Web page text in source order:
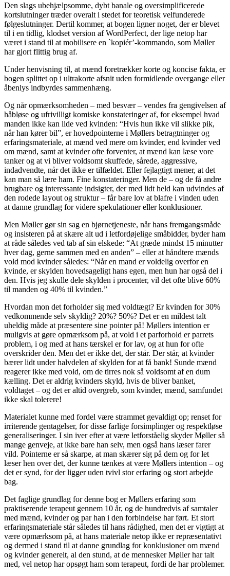
Den slags ubehjælpsomme, dybt banale og oversimplificerede
kortslutninger træder overalt i stedet for teoretisk velfunderede
følgeslutninger. Dertil kommer, at bogen ligner noget, der er blevet
til i en tidlig, klodset version af WordPerfect, der lige netop har
været i stand til at mobilisere en `kopiér’-kommando, som Møller
har gjort flittig brug af.
Under henvisning til, at mænd foretrækker korte og koncise fakta, er
bogen splittet op i ultrakorte afsnit uden formidlende overgange eller
åbenlys indbyrdes sammenhæng.
Og når opmærksomheden – med besvær – vendes fra gengivelsen af
håbløse og ufrivilligt komiske konstateringer af, for eksempel hvad
manden ikke kan lide ved kvinden: “Hvis hun ikke vil slikke pik,
når han kører bil”, er hovedpointerne i Møllers betragtninger og
erfaringsmateriale, at mænd ved mere om kvinder, end kvinder ved
om mænd, samt at kvinder ofte forventer, at mænd kan læse vore
tanker og at vi bliver voldsomt skuffede, sårede, aggressive,
indadvendte, når det ikke er tilfældet. Eller fejlagtigt mener, at det
kan man så lære ham. Fine konstateringer. Men de – og de få andre
brugbare og interessante indsigter, der med lidt held kan udvindes af
den rodede layout og struktur – får bare lov at blafre i vinden uden
at danne grundlag for videre spekulationer eller konklusioner.
Men Møller gør sin sag en bjørnetjeneste, når hans fremgangsmåde
og insisteren på at skære alt ud i letfordøjelige småbidder, byder ham
at råde således ved tab af sin elskede: “At græde mindst 15 minutter
hver dag, gerne sammen med en anden” – eller at håndtere mænds
vold mod kvinder således: “Når en mand er voldelig overfor en
kvinde, er skylden hovedsageligt hans egen, men hun har også del i
den. Hvis jeg skulle dele skylden i procenter, vil det ofte blive 60%
til manden og 40% til kvinden.”
Hvordan mon det forholder sig med voldtægt? Er kvinden for 30%
vedkommende selv skyldig? 20%? 50%? Det er en mildest talt
uheldig måde at præsentere sine pointer på! Møllers intention er
muligvis at gøre opmærksom på, at vold i et parforhold er parrets
problem, i og med at hans tærskel er for lav, og at hun for ofte
overskrider den. Men det er ikke det, der står. Der står, at kvinder
bærer lidt under halvdelen af skylden for at få bank! Sunde mænd
reagerer ikke med vold, om de tirres nok så voldsomt af en dum
kælling. Det er aldrig kvinders skyld, hvis de bliver banket,
voldtaget – og det er altid overgreb, som kvinder, mænd, samfundet
ikke skal tolerere!
Materialet kunne med fordel være strammet gevaldigt op; renset for
irriterende gentagelser, for disse farlige forsimplinger og respektløse
generaliseringer. I sin iver efter at være letforståelig skyder Møller så
mange genveje, at ikke bare han selv, men også hans læser farer
vild. Pointerne er så skarpe, at man skærer sig på dem og for let
læser hen over det, der kunne tænkes at være Møllers intention – og
det er synd, for der ligger uden tvivl stor erfaring og stort arbejde
bag.
Det faglige grundlag for denne bog er Møllers erfaring som
praktiserende terapeut gennem 10 år, og de hundredvis af samtaler
med mænd, kvinder og par han i den forbindelse har ført. Et stort
erfaringsmateriale står således til hans rådighed, men det er vigtigt at
være opmærksom på, at hans materiale netop ikke er repræsentativt
og dermed i stand til at danne grundlag for konklusioner om mænd
og kvinder generelt, al den stund, at de mennesker Møller har talt
med, vel netop har opsøgt ham som terapeut, fordi de har problemer.